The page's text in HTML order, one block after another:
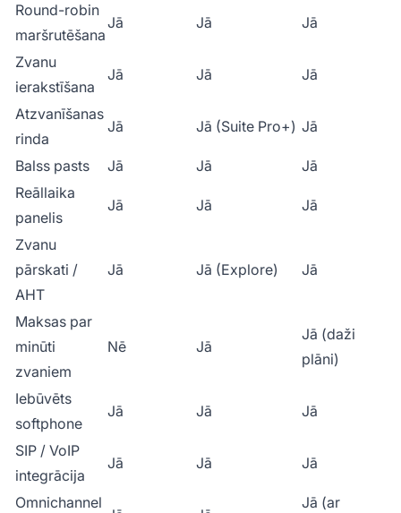
Round-robin
maršrutēšana
Jā Jā Jā
Zvanu
ierakstīšana
Jā Jā Jā
Atzvanīšanas
rinda
Jā Jā (Suite Pro+) Jā
Balss pasts Jā Jā
Jā
Reāllaika
panelis
Jā Jā Jā
Zvanu
pārskati /
AHT
Jā Jā (Explore) Jā
Maksas par
minūti
zvaniem
Nē Jā
Jā (daži
plāni)
Iebūvēts
softphone
Jā Jā Jā
SIP / VoIP
integrācija
Jā Jā Jā
Omnichannel Jā (ar